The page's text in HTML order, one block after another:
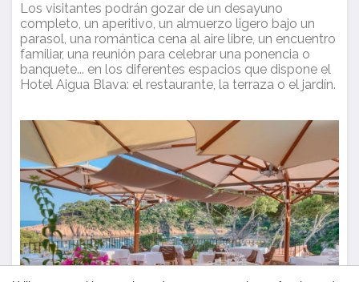
Los visitantes podrán gozar de un desayuno
completo, un aperitivo, un almuerzo ligero bajo un
parasol, una romántica cena al aire libre, un encuentro
familiar, una reunión para celebrar una ponencia o
banquete... en los diferentes espacios que dispone el
Hotel Aigua Blava: el restaurante, la terraza o el jardín.
elaboración de perfiles de navegación de los usuarios con
el fin de introducir mejoras en función del análisis de los
datos de uso que hacen los usuarios del servicio. Permiten
guardar la información de preferencia del usuario para
mejorar la calidad de nuestros servicios y para ofrecer una
mejor experiencia a través de productos recomendados.
Estas cookies son utilizadas para almacenar información
sobre las preferencias y elecciones personales del usuario
a través de la observación continuada de sus hábitos de
navegación. Gracias a ellas, podemos conocer los hábitos
de navegación en el sitio web y mostrar publicidad
relacionada con el perfil de navegación del usuario.